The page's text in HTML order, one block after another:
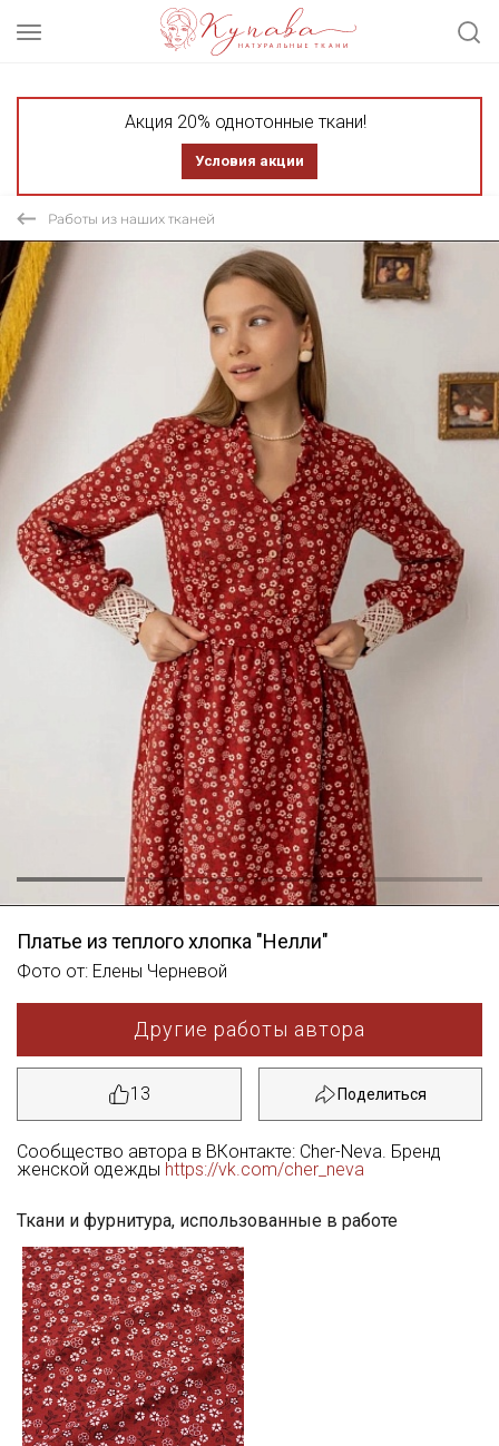
Акция 20% однотонные ткани!
Условия акции
Работы из наших тканей
Платье из теплого хлопка "Нелли"
Фото от: Елены Черневой
Другие работы автора
13
Сообщество автора в ВКонтакте: Cher-Neva. Бренд
женской одежды https://vk.com/cher_neva
Ткани и фурнитура, использованные в работе